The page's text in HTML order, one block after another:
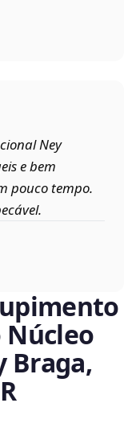
Ney
e bem
pouco tempo.
Núcleo
Braga,